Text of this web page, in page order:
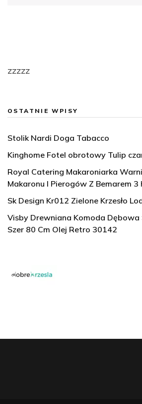
zzzzz
OSTATNIE WPISY
Stolik Nardi Doga Tabacco
Kinghome Fotel obrotowy Tulip
Royal Catering Makaroniarka
Makaronu I Pierogów Z Bemarem 3
Sk Design Kr012 Zielone Krzesło
Visby Drewniana Komoda Dębowa
Szer 80 Cm Olej Retro 30142